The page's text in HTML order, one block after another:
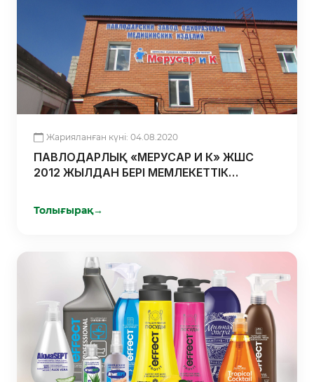
Жарияланған күні: 04.08.2020
ПАВЛОДАРЛЫҚ «МЕРУСАР И К» ЖШС
2012 ЖЫЛДАН БЕРІ МЕМЛЕКЕТТІК
КЕЛЕДІ
Толығырақ→